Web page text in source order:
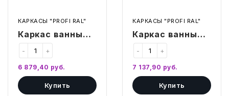
ТЕХНИКА ДЛЯ ОФИСА
ПРОДУКТЫ ПИТАНИЯ
УПАКОВКА
КАРКАСЫ "PROFI RAL"
Каркас ванны
моечной ВМЦп
700*600 "Profi",
полимер
+
-
6 879,40 руб.
Купить
КАРКАСЫ "PROFI RAL"
Каркас ванны
моечной ВМЦп
700*700 "Profi",
полимер
+
-
7 137,90 руб.
Купить